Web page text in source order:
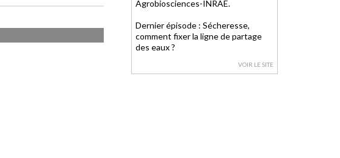
Agrobiosciences-INRAE.
Dernier épisode : Sécheresse,
comment fixer la ligne de partage
des eaux ?
VOIR LE SITE